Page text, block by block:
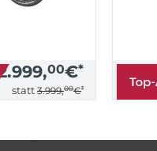
2.999,00€*
statt 3.999,00€*